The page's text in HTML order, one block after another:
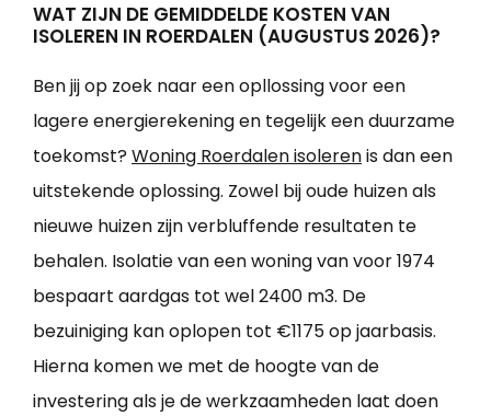
WAT ZIJN DE GEMIDDELDE KOSTEN VAN
ISOLEREN IN ROERDALEN (AUGUSTUS 2026)?
Ben jij op zoek naar een opllossing voor een
lagere energierekening en tegelijk een duurzame
toekomst? Woning Roerdalen isolerenis dan een
uitstekende oplossing. Zowel bij oude huizen als
nieuwe huizen zijn verbluffende resultaten te
behalen. Isolatie van een woning van voor 1974
bespaart aardgas tot wel 2400 m3. De
bezuiniging kan oplopen tot €1175 op jaarbasis.
Hierna komen we met de hoogte van de
investering als je de werkzaamheden laat doen